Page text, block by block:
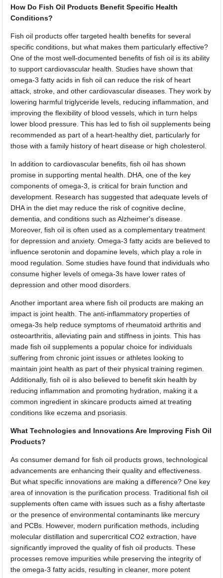
How Do Fish Oil Products Benefit Specific Health
Conditions?
Fish oil products offer targeted health benefits for several
specific conditions, but what makes them particularly effective?
One of the most well-documented benefits of fish oil is its ability
to support cardiovascular health. Studies have shown that
omega-3 fatty acids in fish oil can reduce the risk of heart
attack, stroke, and other cardiovascular diseases. They work by
lowering harmful triglyceride levels, reducing inflammation, and
improving the flexibility of blood vessels, which in turn helps
lower blood pressure. This has led to fish oil supplements being
recommended as part of a heart-healthy diet, particularly for
those with a family history of heart disease or high cholesterol.
In addition to cardiovascular benefits, fish oil has shown
promise in supporting mental health. DHA, one of the key
components of omega-3, is critical for brain function and
development. Research has suggested that adequate levels of
DHA in the diet may reduce the risk of cognitive decline,
dementia, and conditions such as Alzheimer's disease.
Moreover, fish oil is often used as a complementary treatment
for depression and anxiety. Omega-3 fatty acids are believed to
influence serotonin and dopamine levels, which play a role in
mood regulation. Some studies have found that individuals who
consume higher levels of omega-3s have lower rates of
depression and other mood disorders.
Another important area where fish oil products are making an
impact is joint health. The anti-inflammatory properties of
omega-3s help reduce symptoms of rheumatoid arthritis and
osteoarthritis, alleviating pain and stiffness in joints. This has
made fish oil supplements a popular choice for individuals
suffering from chronic joint issues or athletes looking to
maintain joint health as part of their physical training regimen.
Additionally, fish oil is also believed to benefit skin health by
reducing inflammation and promoting hydration, making it a
common ingredient in skincare products aimed at treating
conditions like eczema and psoriasis.
What Technologies and Innovations Are Improving Fish Oil
Products?
As consumer demand for fish oil products grows, technological
advancements are enhancing their quality and effectiveness.
But what specific innovations are making a difference? One key
area of innovation is the purification process. Traditional fish oil
supplements often came with issues such as a fishy aftertaste
or the presence of environmental contaminants like mercury
and PCBs. However, modern purification methods, including
molecular distillation and supercritical CO2 extraction, have
significantly improved the quality of fish oil products. These
processes remove impurities while preserving the integrity of
the omega-3 fatty acids, resulting in cleaner, more potent